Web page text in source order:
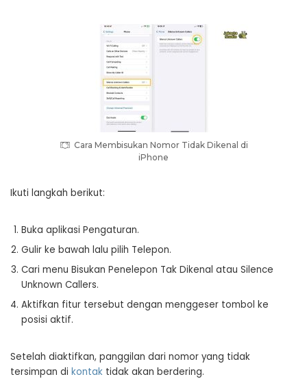
Cara Membisukan Nomor Tidak Dikenal di
iPhone
Ikuti langkah berikut:
Buka aplikasi Pengaturan.
Gulir ke bawah lalu pilih Telepon.
Cari menu Bisukan Penelepon Tak Dikenal atau Silence
Unknown Callers.
Aktifkan fitur tersebut dengan menggeser tombol ke
posisi aktif.
Setelah diaktifkan, panggilan dari nomor yang tidak
tersimpan di kontak tidak akan berdering.